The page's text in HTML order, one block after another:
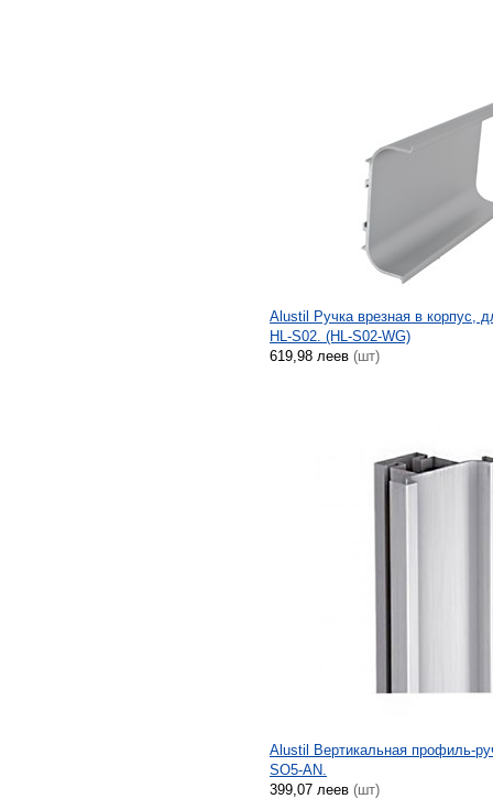
Alustil Ручка врезная в корпус,
HL-S02. (HL-S02-WG)
619,98 леев (шт)
Alustil Вертикальная профиль-
SO5-AN.
399,07 леев (шт)